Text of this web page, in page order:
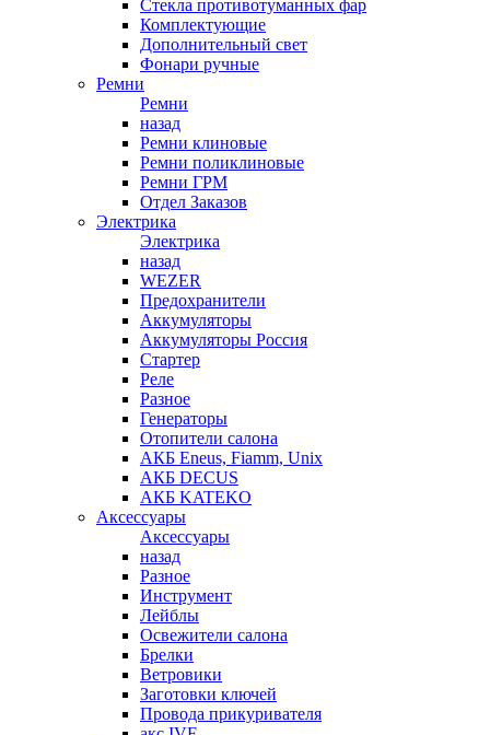
Стекла противотуманных фар
Комплектующие
Дополнительный свет
Фонари ручные
Ремни
Ремни
назад
Ремни клиновые
Ремни поликлиновые
Ремни ГРМ
Отдел Заказов
Электрика
Электрика
назад
WEZER
Предохранители
Аккумуляторы
Аккумуляторы Россия
Стартер
Реле
Разное
Генераторы
Отопители салона
АКБ Eneus, Fiamm, Unix
АКБ DECUS
АКБ KATEKO
Аксессуары
Аксессуары
назад
Разное
Инструмент
Лейблы
Освежители салона
Брелки
Ветровики
Заготовки ключей
Провода прикуривателя